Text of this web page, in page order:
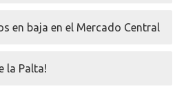
en baja en el Mercado Central
la Palta!